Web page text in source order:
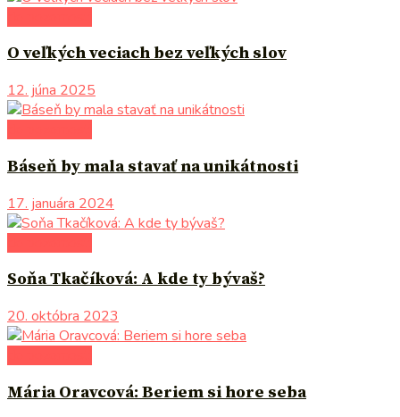
O veľkých veciach bez veľkých slov
12. júna 2025
Báseň by mala stavať na unikátnosti
17. januára 2024
Soňa Tkačíková: A kde ty bývaš?
20. októbra 2023
Mária Oravcová: Beriem si hore seba